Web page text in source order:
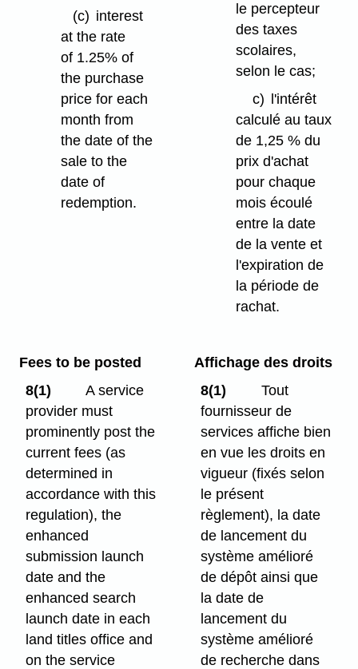
(c) interest
at the rate
of 1.25% of
the purchase
price for each
month from
the date of the
sale to the
date of
redemption.
le percepteur
des taxes
scolaires,
selon le cas;
c)
l'intérêt
calculé au taux
de 1,25 % du
prix d'achat
pour chaque
mois écoulé
entre la date
de la vente et
l'expiration de
la période de
rachat.
Fees to be posted
8(1)
A service
provider must
prominently post the
current fees (as
determined in
accordance with this
regulation), the
enhanced
submission launch
date and the
enhanced search
launch date in each
land titles office and
on the service
Affichage des droits
8(1)
Tout
fournisseur de
services affiche bien
en vue les droits en
vigueur (fixés selon
le présent
règlement), la date
de lancement du
système amélioré
de dépôt ainsi que
la date de
lancementdu
système amélioré
de recherche dans